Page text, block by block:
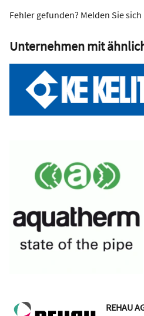
Fehler gefunden? Melden Sie
Unternehmen mit
REHAU